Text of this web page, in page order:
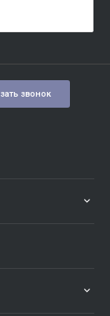
звонок